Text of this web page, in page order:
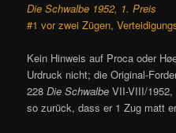
Die Schwalbe 1952, 1. Preis
#1 vor zwei Zügen,
Kein Hinweis auf Proca oder
Urdruck nicht; die Original-
228Die Schwalbe VII-VIII/1952,
so zurück, dass er 1 Zug matt